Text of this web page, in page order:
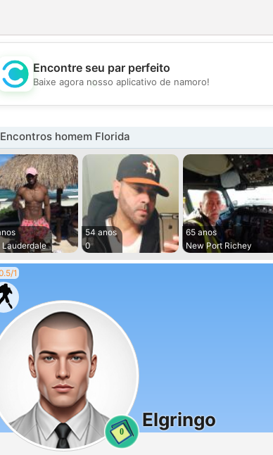
Encontre seu par perfeito
Baixe agora nosso aplicativo de namoro!
Encontros homem Florida
Lauderdale
54 anos
0
65 anos
New Port Richey
1
0
Elgringo